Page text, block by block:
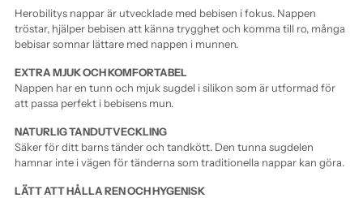
Herobilitys nappar är utvecklade med bebisen i fokus. Nappen
tröstar, hjälper bebisen att känna trygghet och komma till ro, många
bebisar somnar lättare med nappen i munnen.
EXTRA MJUK OCH KOMFORTABEL
Nappen har en tunn och mjuk sugdel i silikon som är utformad för
att passa perfekt i bebisens mun.
NATURLIG TANDUTVECKLING
Säker för ditt barns tänder och tandkött. Den tunna sugdelen
hamnar inte i vägen för tänderna som traditionella nappar kan göra.
LÄTT ATT HÅLLA REN OCH HYGENISK